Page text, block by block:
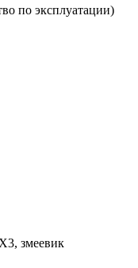
по эксплуатации)
змеевик